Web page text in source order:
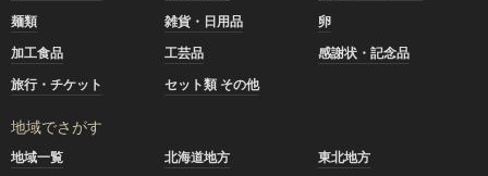
麺類
雑貨・日用品
卵
加工食品
工芸品
感謝状・記念品
旅行・チケット
セット類 その他
地域でさがす
地域一覧 北海道地方
東北地方